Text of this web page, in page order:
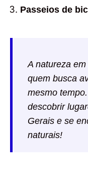
Passeios de
A natureza
quem busca
mesmo
descobrir
Gerais e se
naturais!